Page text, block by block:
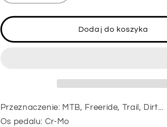
ilość
dla
Pedaly
ilość
dla
ROCKBROS
Pedaly
Dodaj do koszyka
Przeznaczenie: MTB, Freeride, Trail, Dirt...
Os pedalu: Cr-Mo